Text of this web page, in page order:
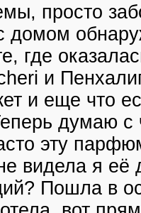
просто
домом
где
и
и еще что
думаю с
эту
видела я её
Пошла в